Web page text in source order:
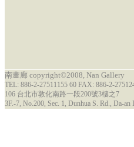
南畫廊 copyright©2008, Nan Gallery
TEL: 886-2-27511155 60 FAX: 886-2-
106 台北市敦化南路一段200號3樓之7
3F.-7, No.200, Sec. 1, Dunhua S. Rd., Da-